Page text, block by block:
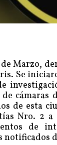
Marzo,
Se
de esta
Nro. 2
de